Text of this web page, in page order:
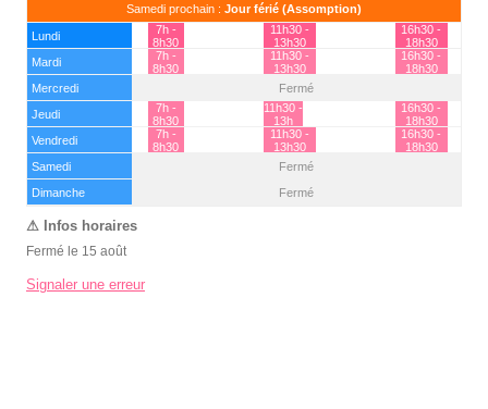
Samedi prochain : Jour férié (Assomption)
Lundi
7h -
8h30
11h30 -
13h30
16h30 -
18h30
Mardi
7h -
8h30
11h30 -
13h30
16h30 -
18h30
Mercredi
Fermé
Jeudi
7h -
8h30
11h30 -
13h
16h30 -
18h30
Vendredi
7h -
8h30
11h30 -
13h30
16h30 -
18h30
Samedi
(15 août)
Fermé
Dimanche
Fermé
Fermé le 15 août
Signaler une erreur